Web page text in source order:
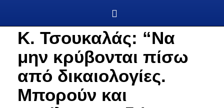
Κ. Τσουκαλάς: “Να
μην κρύβονται πίσω
από δικαιολογίες.
Μπορούν και